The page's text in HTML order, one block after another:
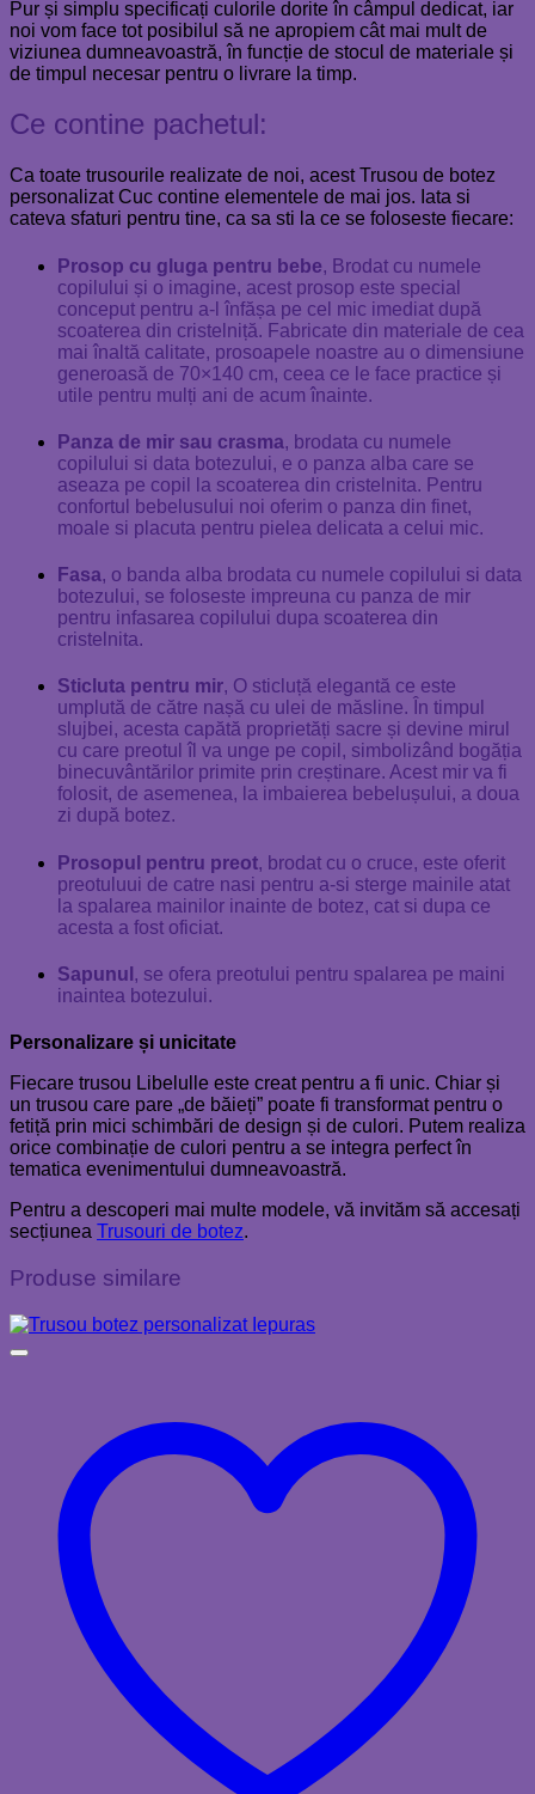
Pur și simplu specificați culorile dorite în câmpul dedicat, iar
noi vom face tot posibilul să ne apropiem cât mai mult de
viziunea dumneavoastră, în funcție de stocul de materiale și
de timpul necesar pentru o livrare la timp.
Ce contine pachetul:
Ca toate trusourile realizate de noi, acest Trusou de botez
personalizat Cuc contine elementele de mai jos. Iata si
cateva sfaturi pentru tine, ca sa sti la ce se foloseste fiecare:
Prosop cu gluga pentru bebe, Brodat cu numele
copilului și o imagine, acest prosop este special
conceput pentru a-l înfășa pe cel mic imediat după
scoaterea din cristelniță. Fabricate din materiale de cea
mai înaltă calitate, prosoapele noastre au o dimensiune
generoasă de 70×140 cm, ceea ce le face practice și
utile pentru mulți ani de acum înainte.
Panza de mir sau crasma, brodata cu numele
copilului si data botezului, e o panza alba care se
aseaza pe copil la scoaterea din cristelnita. Pentru
confortul bebelusului noi oferim o panza din finet,
moale si placuta pentru pielea delicata a celui mic.
Fasa, o banda alba brodata cu numele copilului si data
botezului, se foloseste impreuna cu panza de mir
pentru infasarea copilului dupa scoaterea din
cristelnita.
Sticluta pentru mir, O sticluță elegantă ce este
umplută de către nașă cu ulei de măsline. În timpul
slujbei, acesta capătă proprietăți sacre și devine mirul
cu care preotul îl va unge pe copil, simbolizând bogăția
binecuvântărilor primite prin creștinare. Acest mir va fi
folosit, de asemenea, la imbaierea bebelușului, a doua
zi după botez.
Prosopul pentru preot, brodat cu o cruce, este oferit
preotuluui de catre nasi pentru a-si sterge mainile atat
la spalarea mainilor inainte de botez, cat si dupa ce
acesta a fost oficiat.
Sapunul , se ofera preotului pentru spalarea pe maini
inaintea botezului.
Personalizare și unicitate
Fiecare trusou Libelulle este creat pentru a fi unic. Chiar și
un trusou care pare „de băieți” poate fi transformat pentru o
fetiță prin mici schimbări de design și de culori. Putem realiza
orice combinație de culori pentru a se integra perfect în
tematica evenimentului dumneavoastră.
Pentru a descoperi mai multe modele, vă invităm să accesați
secțiunea Trusouri de botez.
Produse similare